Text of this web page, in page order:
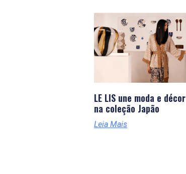
LE LIS une moda e décor
na coleção Japão
Leia Mais